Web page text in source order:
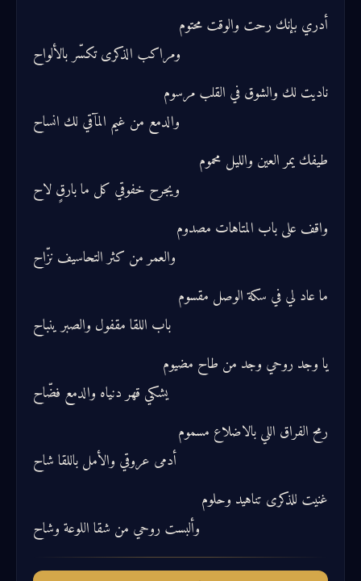
أدري بإنك رحت والوقت محتوم
ومراكب الذكرى تكسّر بالألواح
ناديت لك والشوق في القلب مرسوم
والدمع من غيم المآقي لك انساح
طيفك يمر العين والليل محموم
ويجرح خفوقي كل ما بارقٍ لاح
واقف على باب المتاهات مصدوم
والعمر من كثر التحاسيف نزّاح
ما عاد لي في سكة الوصل مقسوم
باب اللقا مقفول والصبر ينباح
يا وجد روحي وجد من طاح مضيوم
يشكي قهر دنياه والدمع فضّاح
رمح الفراق اللي بالاضلاع مسموم
أدمى عروقي والأمل باللقا شاح
غنيت للذكرى تناهيد وحلوم
وألبست روحي من شقا اللوعة وشاح